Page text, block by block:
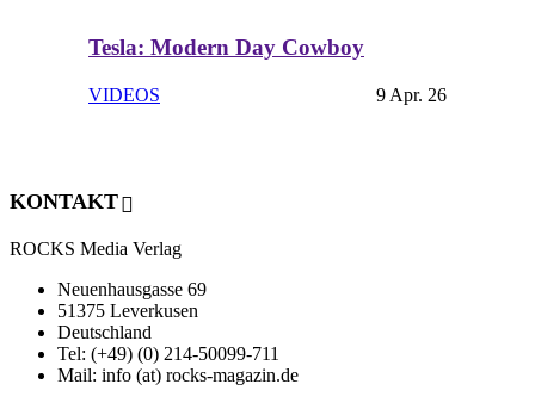
Tesla: Modern Day Cowboy
VIDEOS 9 Apr. 26
KONTAKT
ROCKS Media Verlag
Neuenhausgasse 69
51375 Leverkusen
Deutschland
Tel: (+49) (0) 214-50099-711
Mail: info (at) rocks-magazin.de